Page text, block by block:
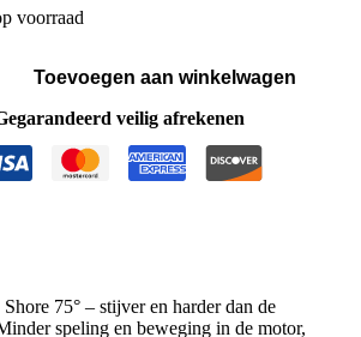
voorraad
Toevoegen aan winkelwagen
veilig afrekenen
75° – stijver en harder dan de
speling en beweging in de motor,